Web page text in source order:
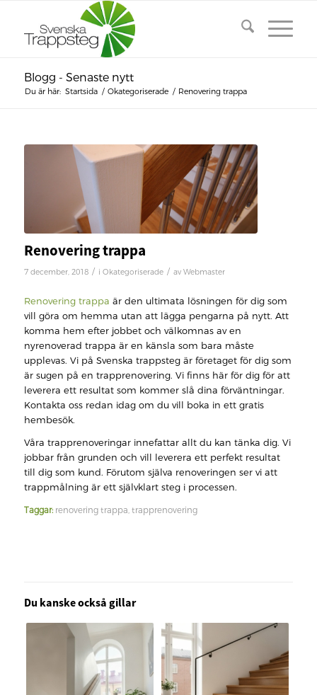
Blogg - Senaste nytt
Du är här: Startsida / Okategoriserade / Renovering trappa
Renovering trappa
7 december, 2018 / i Okategoriserade / av Webmaster
Renovering trappa är den ultimata lösningen för dig som
vill göra om hemma utan att lägga pengarna på nytt. Att
komma hem efter jobbet och välkomnas av en
nyrenoverad trappa är en känsla som bara måste
upplevas. Vi på Svenska trappsteg är företaget för dig som
är sugen på en trapprenovering. Vi finns här för dig för att
leverera ett resultat som kommer slå dina förväntningar.
Kontakta oss redan idag om du vill boka in ett gratis
hembesök.
Våra trapprenoveringar innefattar allt du kan tänka dig. Vi
jobbar från grunden och vill leverera ett perfekt resultat
till dig som kund. Förutom själva renoveringen ser vi att
trappmålning är ett självklart steg i processen.
Taggar: renovering trappa, trapprenovering
Du kanske också gillar